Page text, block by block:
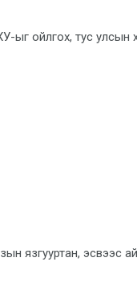
ыг ойлгох, тус улсын
язгууртан, эсвээс